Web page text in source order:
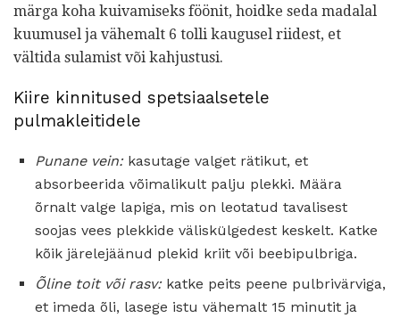
märga koha kuivamiseks föönit, hoidke seda madalal
kuumusel ja vähemalt 6 tolli kaugusel riidest, et
vältida sulamist või kahjustusi.
Kiire kinnitused spetsiaalsetele
pulmakleitidele
Punane vein:kasutage valget rätikut, et
absorbeerida võimalikult palju plekki. Määra
õrnalt valge lapiga, mis on leotatud tavalisest
soojas vees plekkide väliskülgedest keskelt. Katke
kõik järelejäänud plekid kriit või beebipulbriga.
Õline toit või rasv:katke peits peene pulbrivärviga,
et imeda õli, lasege istu vähemalt 15 minutit ja